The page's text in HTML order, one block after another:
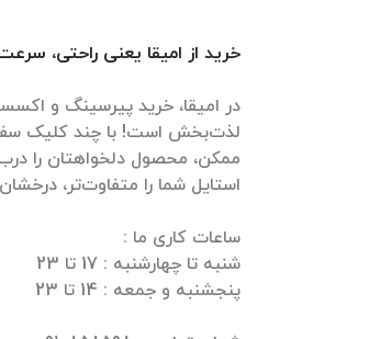
خرید از امیقا یعنی راحتی،
در امیقا، خرید پیرسینگ و
لذت‌بخش است! با چند کلیک
ممکن، محصول دلخواهتان را درب